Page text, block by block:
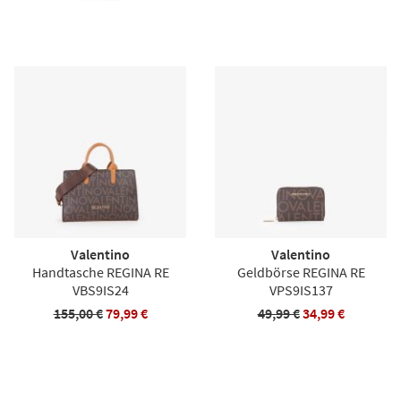
Valentino
Handtasche REGINA RE
VBS9IS24
155,00 €79,99 €
Valentino
Geldbörse REGINA RE
VPS9IS137
49,99 €34,99 €